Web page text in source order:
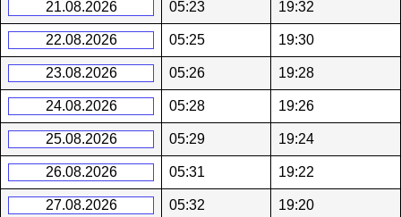
21.08.2026 05:23 19:32
22.08.2026 05:25 19:30
23.08.2026 05:26 19:28
24.08.2026 05:28 19:26
25.08.2026 05:29 19:24
26.08.2026 05:31 19:22
27.08.2026 05:32 19:20